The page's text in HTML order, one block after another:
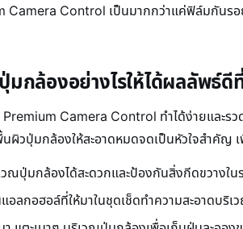
Camera Control เป็นมากกว่าแค่ฟิล์มกันร
กล้องอย่างไรให้ได้ผลลัพธ์ดี
Camera Control ทำได้ง่ายและร
ผิวปุ่มกล้องให้สะอาดหมดจดเป็นหัวใจสำคั
วณปุ่มกล้องได้สะดวกและป้องกันสิ่งกีดขวางใน
อลกอฮอล์ที่ให้มาในชุดเช็ดทำความสะอาดบ